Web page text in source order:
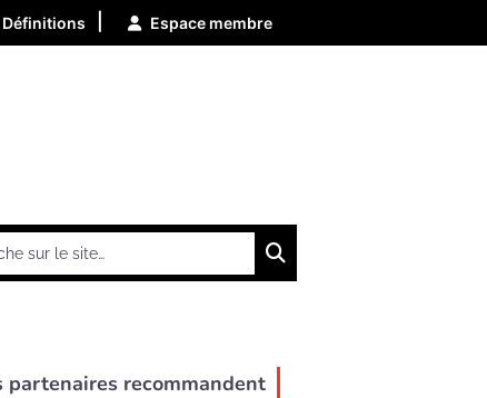
Définitions Espace membre
partenaires recommandent